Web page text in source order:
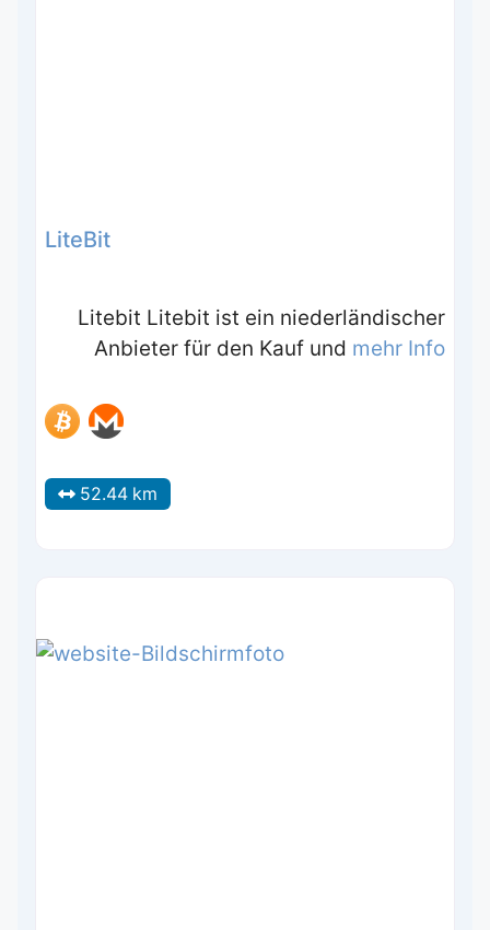
LiteBit
Litebit Litebit ist ein niederländischer
Anbieter für den Kauf und mehr Info
52.44 km